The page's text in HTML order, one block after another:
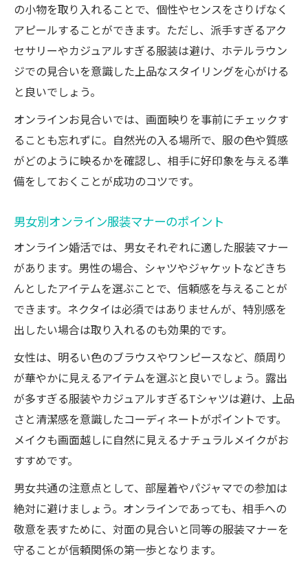
の小物を取り入れることで、個性やセンスをさりげなく
アピールすることができます。ただし、派手すぎるアク
セサリーやカジュアルすぎる服装は避け、ホテルラウン
ジでの見合いを意識した上品なスタイリングを心がける
と良いでしょう。
オンラインお見合いでは、画面映りを事前にチェックす
ることも忘れずに。自然光の入る場所で、服の色や質感
がどのように映るかを確認し、相手に好印象を与える準
備をしておくことが成功のコツです。
男女別オンライン服装マナーのポイント
オンライン婚活では、男女それぞれに適した服装マナー
があります。男性の場合、シャツやジャケットなどきち
んとしたアイテムを選ぶことで、信頼感を与えることが
できます。ネクタイは必須ではありませんが、特別感を
出したい場合は取り入れるのも効果的です。
女性は、明るい色のブラウスやワンピースなど、顔周り
が華やかに見えるアイテムを選ぶと良いでしょう。露出
が多すぎる服装やカジュアルすぎるTシャツは避け、上品
さと清潔感を意識したコーディネートがポイントです。
メイクも画面越しに自然に見えるナチュラルメイクがお
すすめです。
男女共通の注意点として、部屋着やパジャマでの参加は
絶対に避けましょう。オンラインであっても、相手への
敬意を表すために、対面の見合いと同等の服装マナーを
守ることが信頼関係の第一歩となります。